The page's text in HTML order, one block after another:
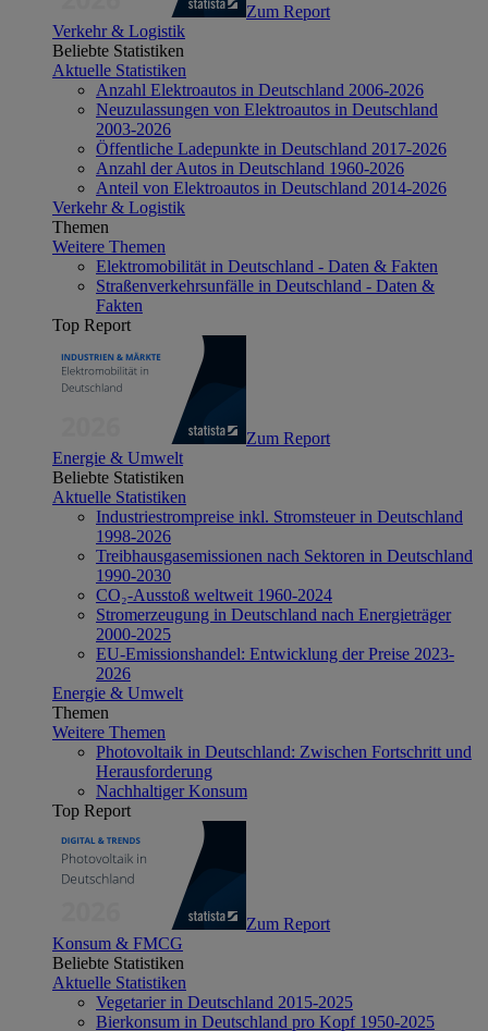
Zum Report
Verkehr & Logistik
Beliebte Statistiken
Aktuelle Statistiken
Anzahl Elektroautos in Deutschland 2006-2026
Neuzulassungen von Elektroautos in Deutschland
2003-2026
Öffentliche Ladepunkte in Deutschland 2017-2026
Anzahl der Autos in Deutschland 1960-2026
Anteil von Elektroautos in Deutschland 2014-2026
Verkehr & Logistik
Themen
Weitere Themen
Elektromobilität in Deutschland - Daten & Fakten
Straßenverkehrsunfälle in Deutschland - Daten &
Fakten
Top Report
Zum Report
Energie & Umwelt
Beliebte Statistiken
Aktuelle Statistiken
Industriestrompreise inkl. Stromsteuer in Deutschland
1998-2026
Treibhausgasemissionen nach Sektoren in Deutschland
1990-2030
CO₂-Ausstoß weltweit 1960-2024
Stromerzeugung in Deutschland nach Energieträger
2000-2025
EU-Emissionshandel: Entwicklung der Preise 2023-
2026
Energie & Umwelt
Themen
Weitere Themen
Photovoltaik in Deutschland: Zwischen Fortschritt und
Herausforderung
Nachhaltiger Konsum
Top Report
Zum Report
Konsum & FMCG
Beliebte Statistiken
Aktuelle Statistiken
Vegetarier in Deutschland 2015-2025
Bierkonsum in Deutschland pro Kopf 1950-2025